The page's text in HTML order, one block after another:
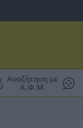
Αναζήτηση με
Α.Φ.Μ.